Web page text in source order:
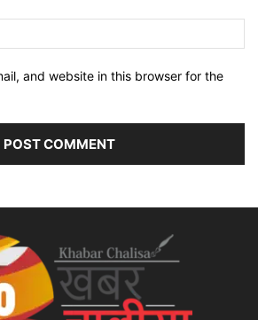
and website in this browser for the